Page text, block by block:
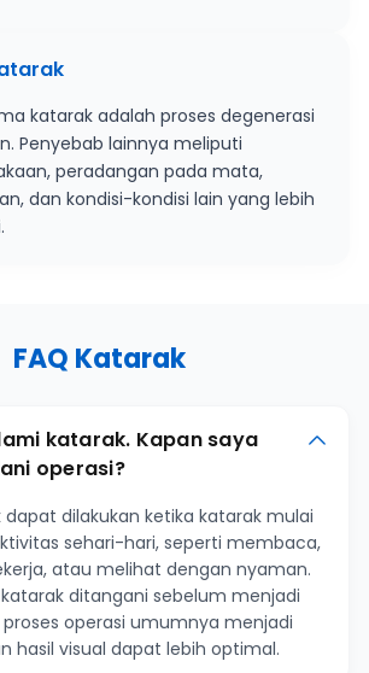
katarak adalah proses degenerasi
Penyebab lainnya meliputi
peradangan pada mata,
dan kondisi-kondisi lain yang lebih
FAQ Katarak
katarak. Kapan saya
operasi?
dapat dilakukan ketika katarak mulai
sehari-hari, seperti membaca,
atau melihat dengan nyaman.
ditangani sebelum menjadi
operasi umumnya menjadi
hasil visual dapat lebih optimal.